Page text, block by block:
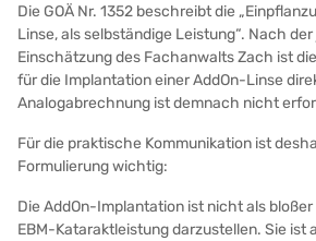
Die GOÄ Nr. 1352 beschreibt die
Linse, als selbständige Leistung“. Nach
Einschätzung des Fachanwalts Zach ist
für die Implantation einer AddOn-Linse
Analogabrechnung ist demnach nicht
Für die praktische Kommunikation ist
Formulierung wichtig:
Die AddOn-Implantation ist nicht als
EBM-Kataraktleistung darzustellen. Sie ist